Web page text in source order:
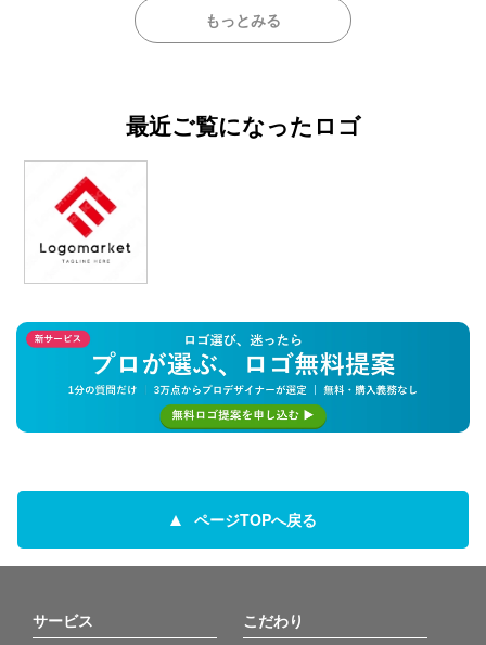
もっとみる
最近ご覧になったロゴ
ページTOPへ戻る
サービス こだわり